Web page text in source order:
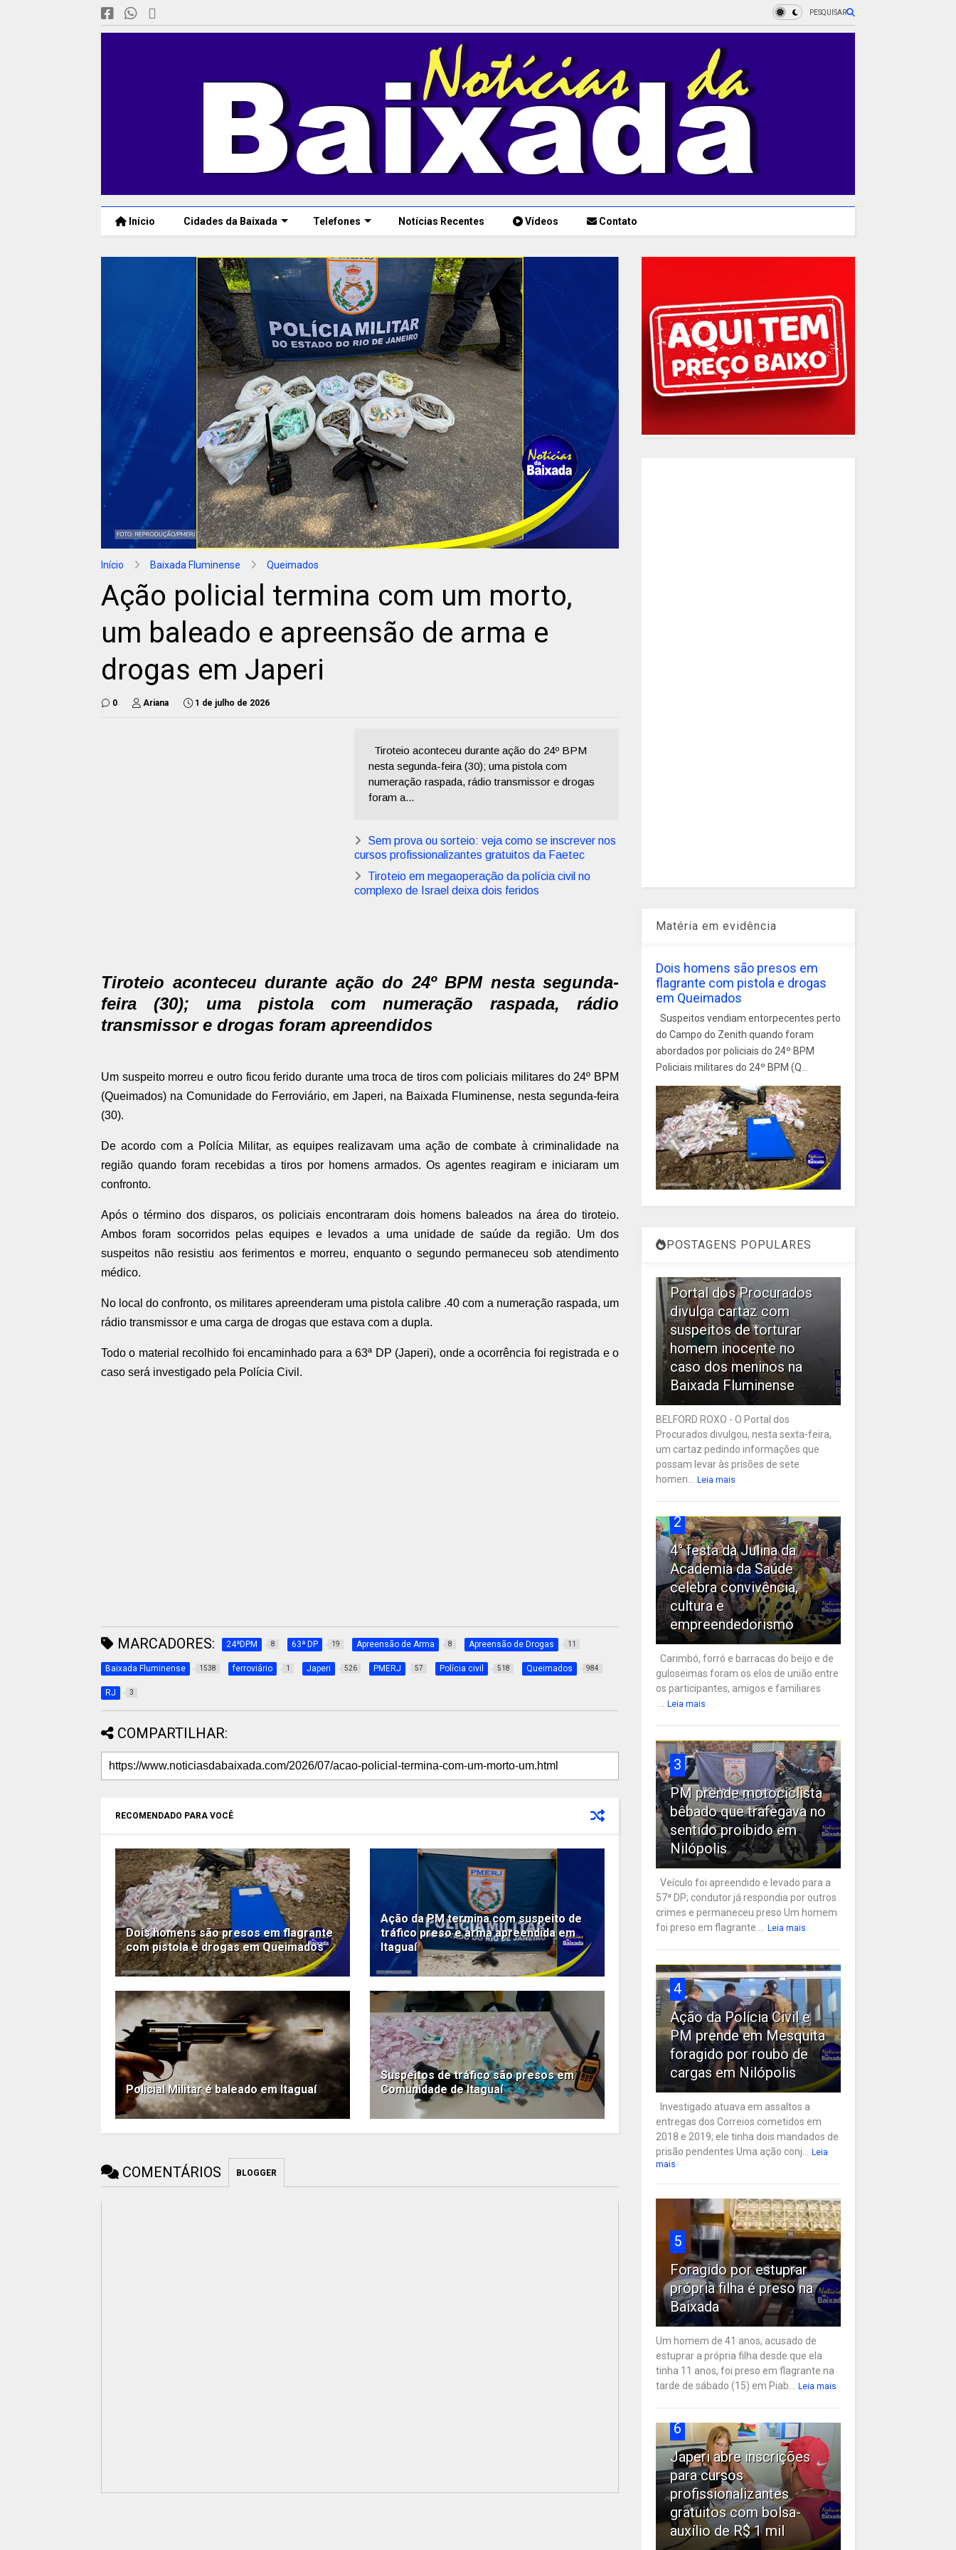
PESQUISAR
Início Cidades da Baixada Telefones Notícias Recentes Vídeos Contato
Início Baixada Fluminense Queimados
Ação policial termina com um morto,
um baleado e apreensão de arma e
drogas em Japeri
0 Ariana 1 de julho de 2026
Tiroteio aconteceu durante ação do 24º BPM
nesta segunda-feira (30); uma pistola com
numeração raspada, rádio transmissor e drogas
foram a...
Sem prova ou sorteio: veja como se inscrever nos
cursos profissionalizantes gratuitos da Faetec
Tiroteio em megaoperação da polícia civil no
complexo de Israel deixa dois feridos
Tiroteio aconteceu durante ação do 24º BPM nesta segunda-
feira (30); uma pistola com numeração raspada, rádio
transmissor e drogas foram apreendidos
Um suspeito morreu e outro ficou ferido durante uma troca de tiros com policiais militares do 24º BPM
(Queimados) na Comunidade do Ferroviário, em Japeri, na Baixada Fluminense, nesta segunda-feira
(30).
De acordo com a Polícia Militar, as equipes realizavam uma ação de combate à criminalidade na
região quando foram recebidas a tiros por homens armados. Os agentes reagiram e iniciaram um
confronto.
Após o término dos disparos, os policiais encontraram dois homens baleados na área do tiroteio.
Ambos foram socorridos pelas equipes e levados a uma unidade de saúde da região. Um dos
suspeitos não resistiu aos ferimentos e morreu, enquanto o segundo permaneceu sob atendimento
médico.
No local do confronto, os militares apreenderam uma pistola calibre .40 com a numeração raspada, um
rádio transmissor e uma carga de drogas que estava com a dupla.
Todo o material recolhido foi encaminhado para a 63ª DP (Japeri), onde a ocorrência foi registrada e o
caso será investigado pela Polícia Civil.
MARCADORES: 24ªDPM 8 63ª DP 19 Apreensão de Arma 8 Apreensão de Drogas 11
Baixada Fluminense 1538 ferroviário 1 Japeri 526 PMERJ 57 Polícia civil 518 Queimados 984
RJ 3
COMPARTILHAR:
RECOMENDADO PARA VOCÊ
Dois homens são presos em flagrante
com pistola e drogas em Queimados
Ação da PM termina com suspeito de
tráfico preso e arma apreendida em
Itaguaí
Policial Militar é baleado em Itaguaí
Suspeitos de tráfico são presos em
Comunidade de Itaguaí
COMENTÁRIOS BLOGGER
Matéria em evidência
Dois homens são presos em
flagrante com pistola e drogas
em Queimados
Suspeitos vendiam entorpecentes perto
do Campo do Zenith quando foram
abordados por policiais do 24º BPM
Policiais militares do 24º BPM (Q...
POSTAGENS POPULARES
Portal dos Procurados
divulga cartaz com
suspeitos de torturar
homem inocente no
caso dos meninos na
Baixada Fluminense
BELFORD ROXO - O Portal dos
Procurados divulgou, nesta sexta-feira,
um cartaz pedindo informações que
possam levar às prisões de sete
homen... Leia mais
2
4° festa da Julina da
Academia da Saúde
celebra convivência,
cultura e
empreendedorismo
Carimbó, forró e barracas do beijo e de
guloseimas foram os elos de união entre
os participantes, amigos e familiares
... Leia mais
3
PM prende motociclista
bêbado que trafegava no
sentido proibido em
Nilópolis
Veículo foi apreendido e levado para a
57ª DP; condutor já respondia por outros
crimes e permaneceu preso Um homem
foi preso em flagrante ... Leia mais
4
Ação da Polícia Civil e
PM prende em Mesquita
foragido por roubo de
cargas em Nilópolis
Investigado atuava em assaltos a
entregas dos Correios cometidos em
2018 e 2019; ele tinha dois mandados de
prisão pendentes Uma ação conj... Leia
mais
5
Foragido por estuprar
própria filha é preso na
Baixada
Um homem de 41 anos, acusado de
estuprar a própria filha desde que ela
tinha 11 anos, foi preso em flagrante na
tarde de sábado (15) em Piab... Leia mais
6
Japeri abre inscrições
para cursos
profissionalizantes
gratuitos com bolsa-
auxílio de R$ 1 mil